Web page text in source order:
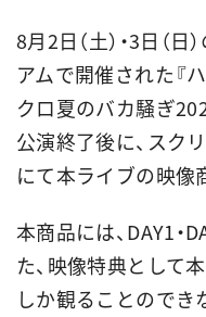
8月2日（土）・3日（
アムで開催された『
クロ夏のバカ騒ぎ
公演終了後に、スク
にて本ライブの映像
本商品には、DAY1・
た、映像特典として
しか観ることのでき